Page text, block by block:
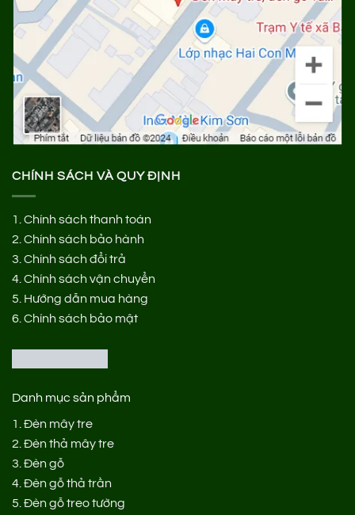
CHÍNH SÁCH VÀ QUY ĐỊNH
1. Chính sách thanh toán
2. Chính sách bảo hành
3. Chính sách đổi trả
4. Chính sách vận chuyển
5. Hướng dẫn mua hàng
6. Chính sách bảo mật
Danh mục sản phẩm
1. Đèn mây tre
2. Đèn thả mây tre
3. Đèn gỗ
4. Đèn gỗ thả trần
5. Đèn gỗ treo tường